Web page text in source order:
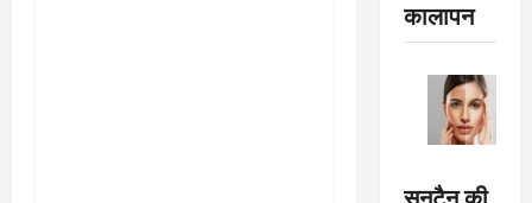
कालापन
सनटैन की